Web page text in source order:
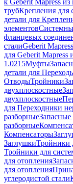
к Geberit Mapress
трубКрепления для
детали для
элементов
фланцевых
сталиGeberit
для Geberit Mapress
1.0215Муфты
детали для
ОтводыТройники
двухплоскостные
двухплоскостные
для Переходники
разборныеЗапасные
разборные
Компенсаторы
ЗаглушкиТройники
Тройники для
для отопления
для отопления
углеродистой стали